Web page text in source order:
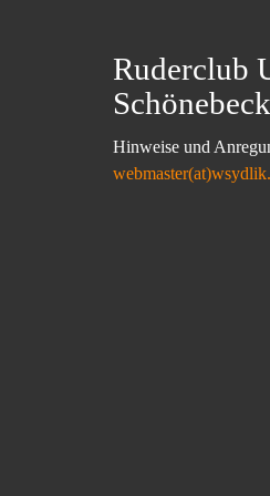
Ruderclub
Hinweise und